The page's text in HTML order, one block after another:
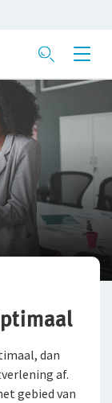
dan
af.
gebied van